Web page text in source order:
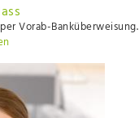
Vorab-Banküberweisung.